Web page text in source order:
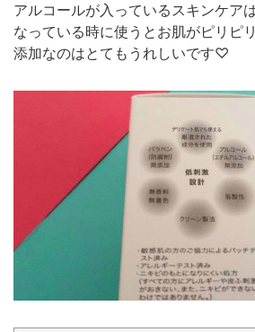
アルコールが入っているスキンケア
なっている時に使うとお肌がピリピ
添加なのはとてもうれしいです♡